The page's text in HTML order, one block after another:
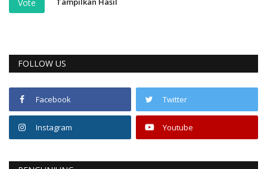
Vote Tampilkan Hasil
FOLLOW US
Facebook Twitter
Instagram Youtube